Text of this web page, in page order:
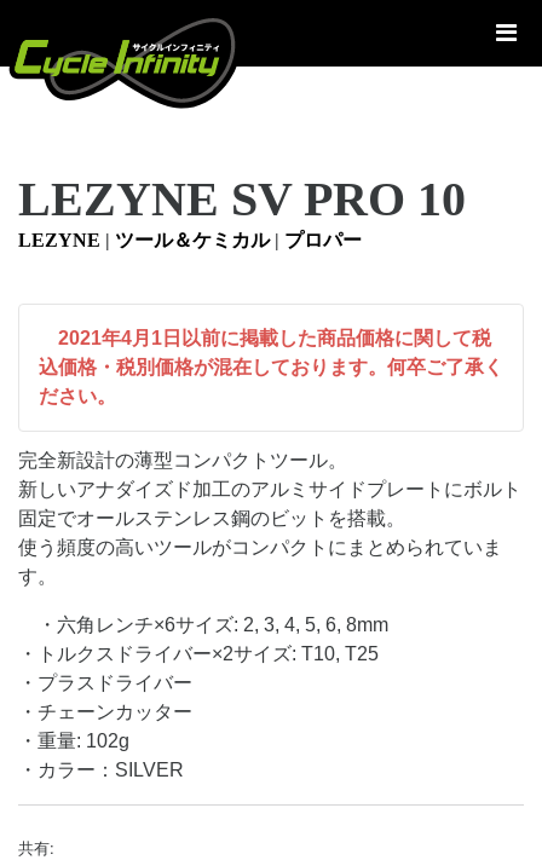
テ
LEZYNE SV PRO 10
LEZYNE | ツール＆ケミカル| プロパー
2021年4月1日以前に掲載した商品価格に関して税
込価格・税別価格が混在しております。何卒ご了承く
ださい。
完全新設計の薄型コンパクトツール。
新しいアナダイズド加工のアルミサイドプレートにボルト
固定でオールステンレス鋼のビットを搭載。
使う頻度の高いツールがコンパクトにまとめられていま
す。
・六角レンチ×6サイズ: 2, 3, 4, 5, 6, 8mm
・トルクスドライバー×2サイズ: T10, T25
・プラスドライバー
・チェーンカッター
・重量: 102g
・カラー：SILVER
共有: